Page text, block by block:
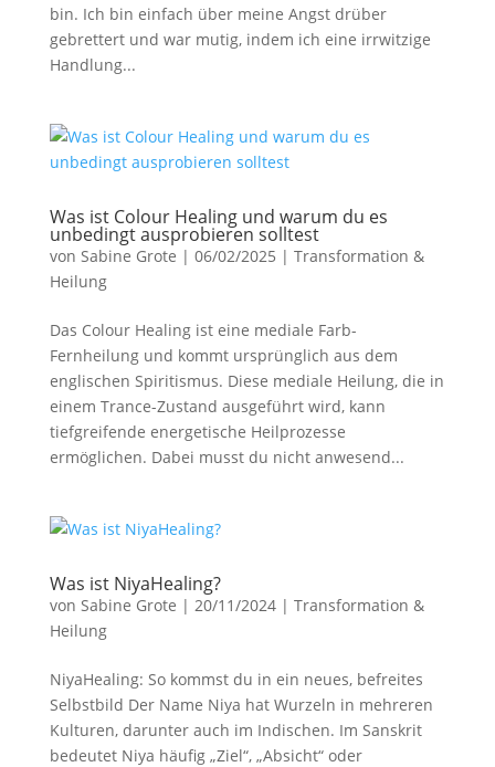
bin. Ich bin einfach über meine Angst drüber
gebrettert und war mutig, indem ich eine irrwitzige
Handlung...
Was ist Colour Healing und warum du es
unbedingt ausprobieren solltest
von Sabine Grote | 06/02/2025 | Transformation &
Heilung
Das Colour Healing ist eine mediale Farb-
Fernheilung und kommt ursprünglich aus dem
englischen Spiritismus. Diese mediale Heilung, die in
einem Trance-Zustand ausgeführt wird, kann
tiefgreifende energetische Heilprozesse
ermöglichen. Dabei musst du nicht anwesend...
Was ist NiyaHealing?
von Sabine Grote | 20/11/2024| Transformation &
Heilung
NiyaHealing: So kommst du in ein neues, befreites
Selbstbild Der Name Niya hat Wurzeln in mehreren
Kulturen, darunter auch im Indischen. Im Sanskrit
bedeutet Niya häufig „Ziel“, „Absicht“ oder